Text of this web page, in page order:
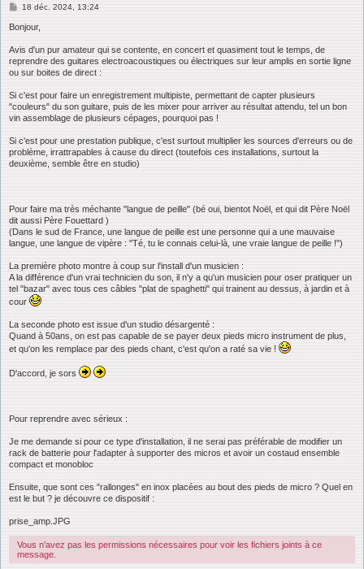
M
s
a
g
e
18 déc. 2024, 13:24
Bonjour,
Avis d'un pur amateur qui se contente, en concert et quasiment tout le temps, de
reprendre des guitares electroacoustiques ou électriques sur leur amplis en sortie ligne
ou sur boites de direct :
Si c'est pour faire un enregistrement multipiste, permettant de capter plusieurs
"couleurs" du son guitare, puis de les mixer pour arriver au résultat attendu, tel un bon
vin assemblage de plusieurs cépages, pourquoi pas !
Si c'est pour une prestation publique, c'est surtout multiplier les sources d'erreurs ou de
problème, irrattrapables à cause du direct (toutefois ces installations, surtout la
deuxième, semble être en studio)
Pour faire ma très méchante "langue de peille" (bé oui, bientot Noël, et qui dit Père Noël
dit aussi Père Fouettard )
(Dans le sud de France, une langue de peille est une personne qui a une mauvaise
langue, une langue de vipère : "Té, tu le connais celui-là, une vraie langue de peille !")
La première photo montre à coup sur l'install d'un musicien :
A la différence d'un vrai technicien du son, il n'y a qu'un musicien pour oser pratiquer un
tel "bazar" avec tous ces câbles "plat de spaghetti" qui trainent au dessus, à jardin et à
cour
La seconde photo est issue d'un studio désargenté :
Quand à 50ans, on est pas capable de se payer deux pieds micro instrument de plus,
et qu'on les remplace par des pieds chant, c'est qu'on a raté sa vie !
D'accord, je sors
Pour reprendre avec sérieux :
Je me demande si pour ce type d'installation, il ne serai pas préférable de modifier un
rack de batterie pour l'adapter à supporter des micros et avoir un costaud ensemble
compact et monobloc
Ensuite, que sont ces "rallonges" en inox placées au bout des pieds de micro ? Quel en
est le but ? je découvre ce dispositif :
prise_amp.JPG
Vous n’avez pas les permissions nécessaires pour voir les fichiers joints à ce
message.